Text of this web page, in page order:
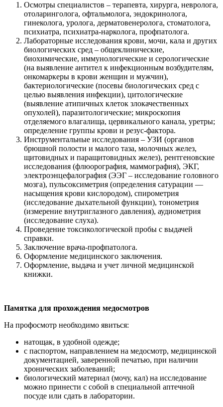
Осмотры специалистов – терапевта, хирурга, невролога,
отоларинголога, офтальмолога, эндокринолога,
гинеколога, уролога, дерматовенеролога, стоматолога,
психиатра, психиатра-нарколога, профпатолога.
Лабораторные исследования крови, мочи, кала и других
биологических сред – общеклинические,
биохимические, иммунологические и серологические
(на выявление антител к инфекционным возбудителям,
онкомаркеры в крови женщин и мужчин),
бактериологические (посевы биологических сред с
целью выявления инфекции), цитологические
(выявление атипичных клеток злокачественных
опухолей), паразитологические; микроскопия
отделяемого влагалища, цервикального канала, уретры;
определение группы крови и резус-фактора.
Инструментальные исследования – УЗИ (органов
брюшной полости и малого таза, молочных желез,
щитовидных и паращитовидных желез), рентгеновские
исследования (флюорография, маммография), ЭКГ,
электроэнцефалография (ЭЭГ – исследование головного
мозга), пульсоксиметрия (определения сатурации —
насыщения крови кислородом), спирометрия
(исследование дыхательной функции), тонометрия
(измерение внутриглазного давления), аудиометрия
(исследование слуха).
Проведение токсикологической пробы с выдачей
справки.
Заключение врача-профпатолога.
Оформление медицинского заключения.
Оформление, выдача и учет личной медицинской
книжки.
Памятка для прохождения медосмотров
На профосмотр необходимо явиться:
натощак, в удобной одежде;
с паспортом, направлением на медосмотр, медицинской
документацией, заверенной печатью, при наличии
хронических заболеваний;
биологический материал (мочу, кал) на исследование
можно принести с собой в специальной аптечной
посуде или сдать в лаборатории.